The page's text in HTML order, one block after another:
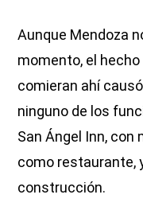
Aunque Mendoza
momento, el
comieran ahí
ninguno de los
San Ángel Inn, con
como restaurante,
construcción.